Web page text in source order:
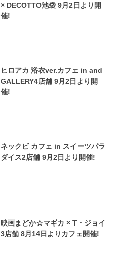
× DECOTTO池袋 9月2日より開
催!
ヒロアカ 浴衣ver.カフェ in and
GALLERY4店舗 9月2日より開
催!
ネックビ カフェ in スイーツパラ
ダイス2店舗 9月2日より開催!
映画まどか☆マギカ × T・ジョイ
3店舗 8月14日よりカフェ開催!